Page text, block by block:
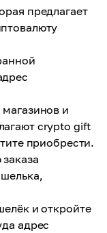
предлагает
и
crypto gift
приобрести.
и откройте
адрес